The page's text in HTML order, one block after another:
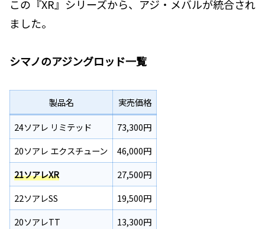
この『XR』シリーズから、アジ・メバルが統合され
ました。
シマノのアジングロッド一覧
製品名
実売価格
24ソアレ リミテッド
73,300円
20ソアレ エクスチューン
46,000円
21ソアレXR
27,500円
22ソアレSS
19,500円
20ソアレTT
13,300円